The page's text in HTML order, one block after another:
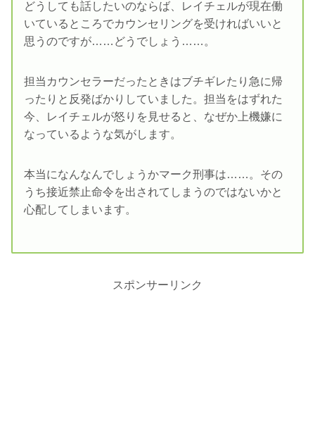
どうしても話したいのならば、レイチェルが現在働
いているところでカウンセリングを受ければいいと
思うのですが……どうでしょう……。
担当カウンセラーだったときはブチギレたり急に帰
ったりと反発ばかりしていました。担当をはずれた
今、レイチェルが怒りを見せると、なぜか上機嫌に
なっているような気がします。
本当になんなんでしょうかマーク刑事は……。その
うち接近禁止命令を出されてしまうのではないかと
心配してしまいます。
スポンサーリンク